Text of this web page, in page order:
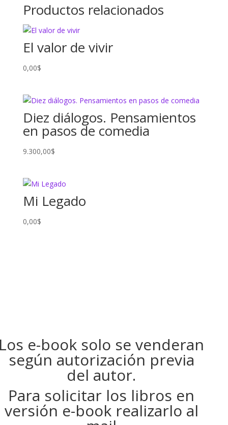
Productos relacionados
El valor de vivir
0,00$
Diez diálogos. Pensamientos
en pasos de comedia
9.300,00$
Mi Legado
0,00$
e-book solo se venderan
según autorización previa
del autor.
Para solicitar los libros en
versión e-book realizarlo al